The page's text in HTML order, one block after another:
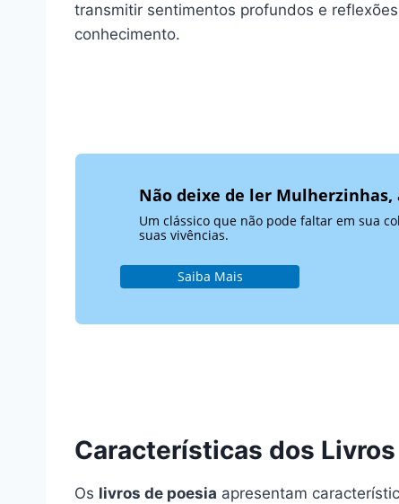
transmitir sentimentos profundos e
conhecimento.
Não deixe de ler
Um clássico que não pode faltar em sua
suas vivências.
Saiba Mais
Características dos
Os livros de poesia apresentam